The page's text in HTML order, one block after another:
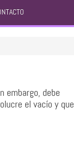
embargo, debe
el vacío y que